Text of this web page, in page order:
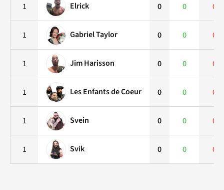
1 Elrick 0 0 0
1 Gabriel Taylor 0 0 0
1 Jim Harisson 0 0 0
1 Les Enfants de Coeur 0 0 0
1 Svein 0 0 0
1 Svik 0 0 0